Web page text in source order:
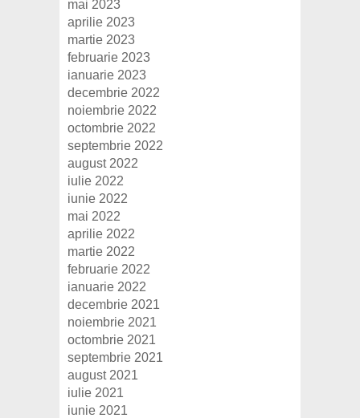
mai 2023
aprilie 2023
martie 2023
februarie 2023
ianuarie 2023
decembrie 2022
noiembrie 2022
octombrie 2022
septembrie 2022
august 2022
iulie 2022
iunie 2022
mai 2022
aprilie 2022
martie 2022
februarie 2022
ianuarie 2022
decembrie 2021
noiembrie 2021
octombrie 2021
septembrie 2021
august 2021
iulie 2021
iunie 2021